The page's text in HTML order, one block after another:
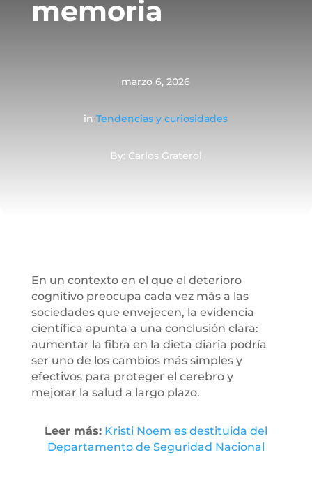
memoria
marzo 6, 2026
inTendencias y curiosidades
By: Carlos Graterol
En un contexto en el que el deterioro
cognitivo preocupa cada vez más a las
sociedades que envejecen, la evidencia
científica apunta a una conclusión clara:
aumentar la fibra en la dieta diaria podría
ser uno de los cambios más simples y
efectivos para proteger el cerebro y
mejorar la salud a largo plazo.
Leer más: Kristi Noem es destituida del
Departamento de Seguridad Nacional